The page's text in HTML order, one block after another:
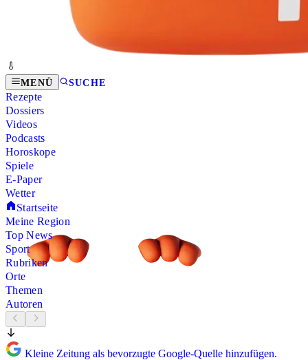
MENÜ SUCHE
Rezepte
Dossiers
Videos
Podcasts
Horoskope
Spiele
E-Paper
Wetter
Startseite
Meine Region
Top News
Sport
Rubriken
Orte
Themen
Autoren
Kleine Zeitung als bevorzugte Google-Quelle hinzufügen.